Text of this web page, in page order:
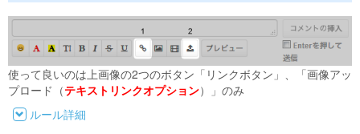
使って良いのは上画像の2つのボタン「リンクボタン」、「画像アッ
プロード（テキストリンクオプション）」のみ
ルール詳細